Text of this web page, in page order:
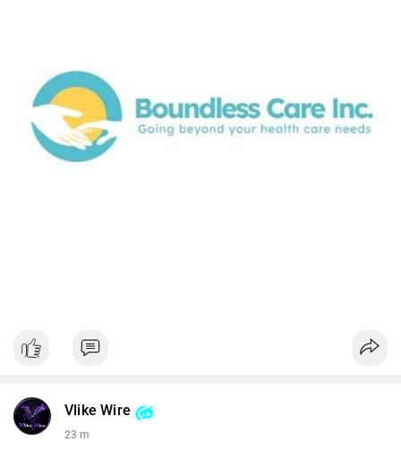
Vlike Wire
23 m